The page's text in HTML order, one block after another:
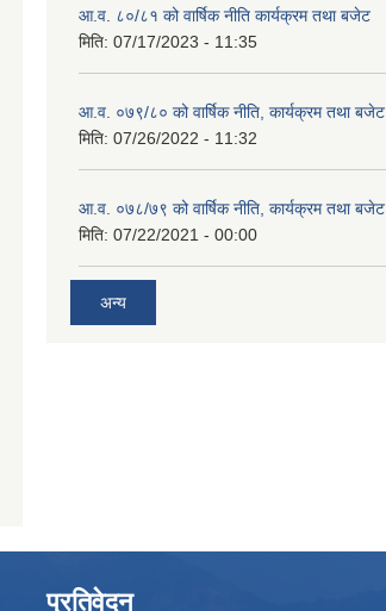
आ.व. ८०/८१ को वार्षिक नीति कार्यक्रम तथा बजेट
मिति: 07/17/2023 - 11:35
आ.व. ०७९/८० को वार्षिक नीति, कार्यक्रम तथा बजेट
मिति: 07/26/2022 - 11:32
आ.व. ०७८/७९ को वार्षिक नीति, कार्यक्रम तथा बजेट
मिति: 07/22/2021 - 00:00
अन्य
प्रतिवेदन